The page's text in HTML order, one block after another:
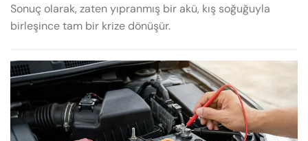
Sonuç olarak, zaten yıpranmış bir akü, kış soğuğuyla
birleşince tam bir krize dönüşür.